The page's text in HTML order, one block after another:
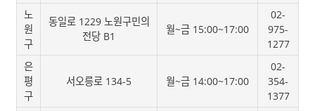
노
원
구
동일로 1229 노원구민의
전당 B1
월~금 15:00~17:00
02-
975-
1277
은
평
구
서오릉로 134-5 월~금 14:00~17:00
02-
354-
1377